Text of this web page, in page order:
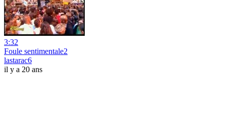
3:32
Foule sentimentale2
lastarac6
il y a 20 ans